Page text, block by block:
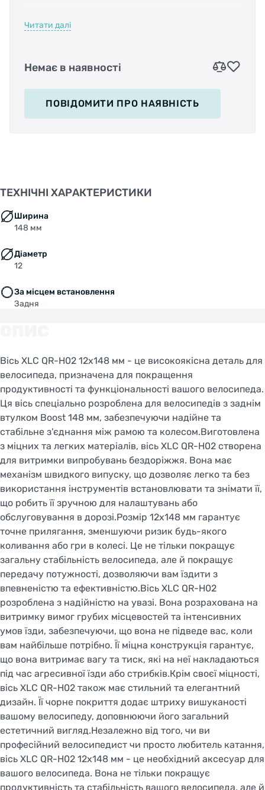
Простота використання завдяки поворотному
Алюмінієвий важіль 6061T6
Вага: 75 г
Читати далі
Немає в наявності
ПОВІДОМИТИ ПРО НАЯВНІСТЬ
ТЕХНІЧНІ ХАРАКТЕРИСТИКИ
Ширина
148 мм
Діаметр
12
За місцем встановлення
Задня
Вісь XLC QR-H02 12x148 мм - це високоякісна деталь для
велосипеда, призначена для покращення
продуктивності та функціональності вашого велосипеда.
Ця вісь спеціально розроблена для велосипедів з заднім
втулком Boost 148 мм, забезпечуючи надійне та
стабільне з'єднання між рамою та колесом.Виготовлена
з міцних та легких матеріалів, вісь XLC QR-H02 створена
для витримки випробувань бездоріжжя. Вона має
механізм швидкого випуску, що дозволяє легко та без
використання інструментів встановлювати та знімати її,
що робить її зручною для налаштувань або
обслуговування в дорозі.Розмір 12x148 мм гарантує
точне прилягання, зменшуючи ризик будь-якого
коливання або гри в колесі. Це не тільки покращує
загальну стабільність велосипеда, але й покращує
передачу потужності, дозволяючи вам їздити з
впевненістю та ефективністю.Вісь XLC QR-H02
розроблена з надійністю на увазі. Вона розрахована на
витримку вимог грубих місцевостей та інтенсивних
умов їзди, забезпечуючи, що вона не підведе вас, коли
вам найбільше потрібно. Її міцна конструкція гарантує,
що вона витримає вагу та тиск, які на неї накладаються
під час агресивної їзди або стрибків.Крім своєї міцності,
вісь XLC QR-H02 також має стильний та елегантний
дизайн. Її чорне покриття додає штриху вишуканості
вашому велосипеду, доповнюючи його загальний
естетичний вигляд.Незалежно від того, чи ви
професійний велосипедист чи просто любитель катання,
вісь XLC QR-H02 12x148 мм - це необхідний аксесуар для
вашого велосипеда. Вона не тільки покращує
продуктивність та стабільність вашого велосипеда, але й